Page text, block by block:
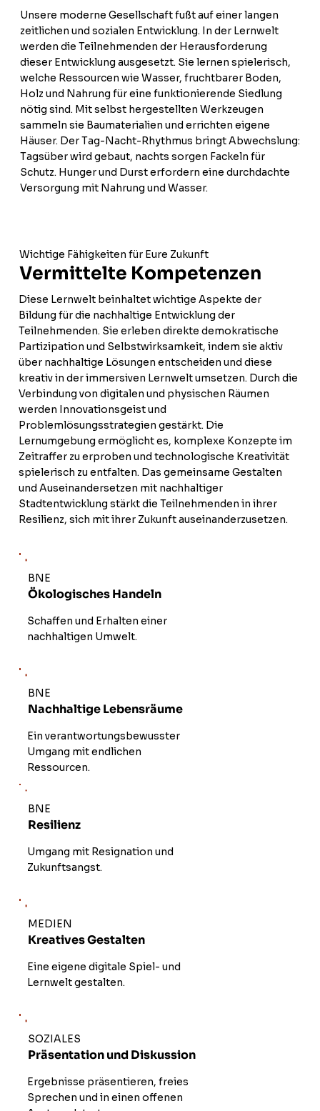
Wichtige Fähigkeiten für Eure Zukunft
Vermittelte Kompetenzen
Diese Lernwelt beinhaltet wichtige Aspekte der
Bildung für die nachhaltige Entwicklung der
Teilnehmenden. Sie erleben direkte demokratische
Partizipation und Selbstwirksamkeit, indem sie aktiv
über nachhaltige Lösungen entscheiden und diese
kreativ in der immersiven Lernwelt umsetzen. Durch die
Verbindung von digitalen und physischen Räumen
werden Innovationsgeist und
Problemlösungsstrategien gestärkt. Die
Lernumgebung ermöglicht es, komplexe Konzepte im
Zeitraffer zu erproben und technologische Kreativität
spielerisch zu entfalten. Das gemeinsame Gestalten
und Auseinandersetzen mit nachhaltiger
Stadtentwicklung stärkt die Teilnehmenden in ihrer
Resilienz, sich mit ihrer Zukunft auseinanderzusetzen.
Unsere moderne Gesellschaft fußt auf einer langen
zeitlichen und sozialen Entwicklung. In der Lernwelt
werden die Teilnehmenden der Herausforderung
dieser Entwicklung ausgesetzt. Sie lernen spielerisch,
welche Ressourcen wie Wasser, fruchtbarer Boden,
Holz und Nahrung für eine funktionierende Siedlung
nötig sind. Mit selbst hergestellten Werkzeugen
sammeln sie Baumaterialien und errichten eigene
Häuser. Der Tag-Nacht-Rhythmus bringt Abwechslung:
Tagsüber wird gebaut, nachts sorgen Fackeln für
Schutz. Hunger und Durst erfordern eine durchdachte
Versorgung mit Nahrung und Wasser.
BNE
Ökologisches Handeln
Schaffen und Erhalten einer
nachhaltigen Umwelt.
BNE
Nachhaltige Lebensräume
Ein verantwortungsbewusster
Umgang mit endlichen
Ressourcen.
BNE
Resilienz
Umgang mit Resignation und
Zukunftsangst.
MEDIEN
Kreatives Gestalten
Eine eigene digitale Spiel- und
Lernwelt gestalten.
SOZIALES
Präsentation und Diskussion
Ergebnisse präsentieren, freies
Sprechen und in einen offenen